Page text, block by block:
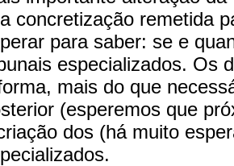
concretização remetida
para saber: se e
especializados. Os
mais do que
(esperemos que
dos (há muito